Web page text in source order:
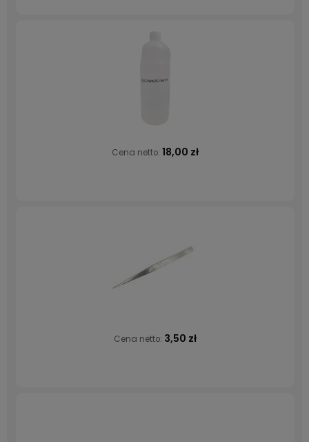
Cena netto: 18,00 zł
Cena netto: 3,50 zł